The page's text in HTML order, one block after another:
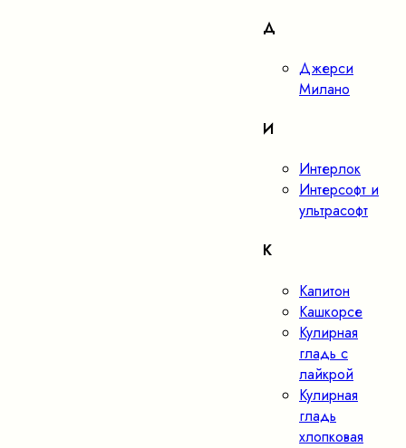
Д
Джерси
Милано
И
Интерлок
Интерсофт и
ультрасофт
К
Капитон
Кашкорсе
Кулирная
гладь с
лайкрой
Кулирная
гладь
хлопковая